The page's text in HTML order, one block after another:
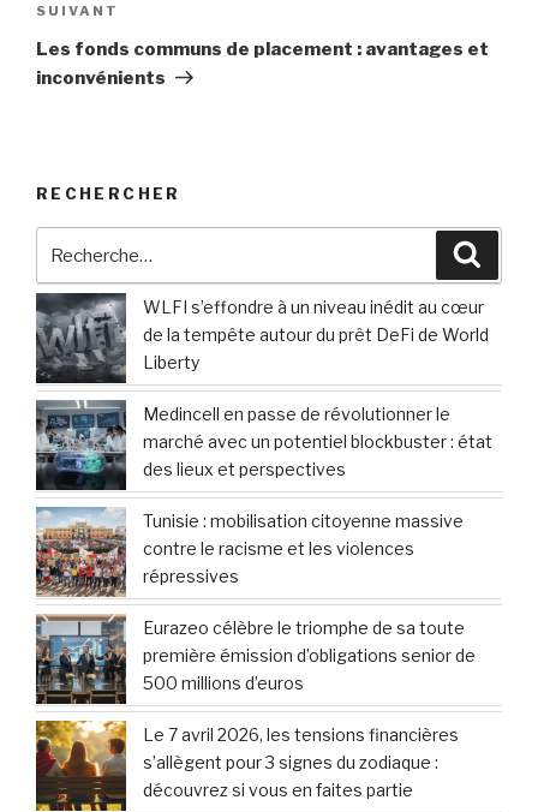
Article
suivant
SUIVANT
Les fonds communs de placement : avantages et
inconvénients
RECHERCHER
pour
:
WLFI s’effondre à un niveau inédit au cœur
de la tempête autour du prêt DeFi de World
Liberty
Medincell en passe de révolutionner le
marché avec un potentiel blockbuster : état
des lieux et perspectives
Tunisie : mobilisation citoyenne massive
contre le racisme et les violences
répressives
Eurazeo célèbre le triomphe de sa toute
première émission d’obligations senior de
500 millions d’euros
Le 7 avril 2026, les tensions financières
s’allègent pour 3 signes du zodiaque :
découvrez si vous en faites partie